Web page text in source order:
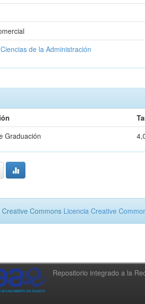
de la Administración
Graduación
Commons Licencia Creative
Repositorio integrado a la